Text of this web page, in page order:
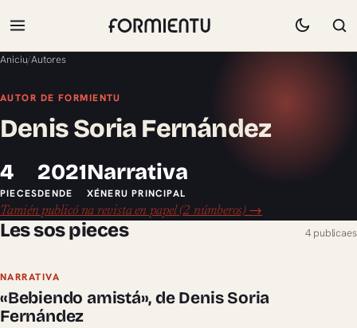
Aniciu/Autores
AUTOR DE FORMIENTU
Denis Soria Fernández
4
PIECES
2021
DENDE
Narrativa
XÉNERU PRINCIPAL
Tamién publicó na revista en papel (2 númberos) →
Les sos pieces 4 publicaes
NARRATIVA
«Bebiendo amistá», de Denis Soria
Fernández